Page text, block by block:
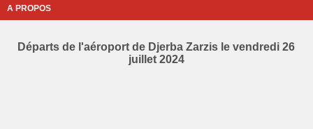
A PROPOS
Départs de l'aéroport de Djerba Zarzis le vendredi 26
juillet 2024